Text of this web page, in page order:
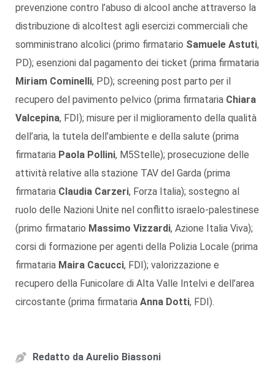
prevenzione contro l’abuso di alcool anche attraverso la
distribuzione di alcoltest agli esercizi commerciali che
somministrano alcolici (primo firmatario Samuele Astuti,
PD); esenzioni dal pagamento dei ticket (prima firmataria
Miriam Cominelli, PD); screening post parto per il
recupero del pavimento pelvico (prima firmataria Chiara
Valcepina, FDI); misure per il miglioramento della qualità
dell’aria, la tutela dell’ambiente e della salute (prima
firmataria Paola Pollini, M5Stelle); prosecuzione delle
attività relative alla stazione TAV del Garda (prima
firmataria Claudia Carzeri, Forza Italia); sostegno al
ruolo delle Nazioni Unite nel conflitto israelo-palestinese
(primo firmatario Massimo Vizzardi, Azione Italia Viva);
corsi di formazione per agenti della Polizia Locale (prima
firmataria Maira Cacucci, FDI); valorizzazione e
recupero della Funicolare di Alta Valle Intelvi e dell’area
circostante (prima firmataria Anna Dotti, FDI).
Redatto da Aurelio Biassoni